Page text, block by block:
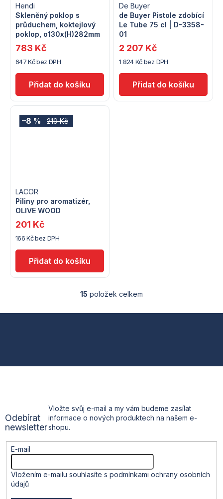
Skleněný poklop s
průduchem, koktejlový
poklop, o130x(H)282mm
Hendi
647 Kč bez DPH
783 Kč
de Buyer Pistole zdobící
Le Tube 75 cl | D-3358-
01
De Buyer
1 824 Kč bez DPH
2 207 Kč
219 Kč
–8 %
Piliny pro aromatizér,
OLIVE WOOD
LACOR
166 Kč bez DPH
201 Kč
O
í
y
v
p
u
15 položek celkem
p
Odebírat
newsletter
Vložte svůj e-mail a my vám budeme zasílat
informace o nových produktech na našem e-
shopu.
E-mail
Vložením e-mailu souhlasíte s podmínkami ochrany osobních
údajů